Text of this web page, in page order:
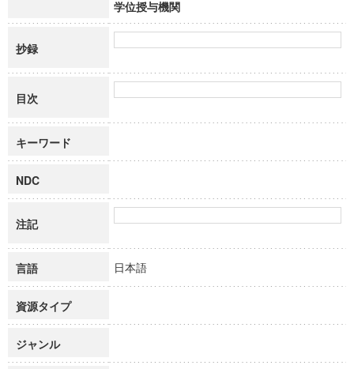
学位授与機関
抄録
目次
キーワード
NDC
注記
言語 日本語
資源タイプ
ジャンル